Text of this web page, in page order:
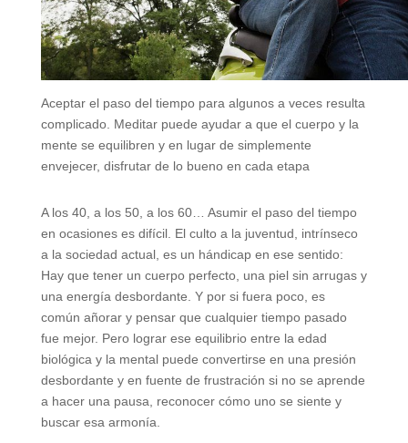
Aceptar el paso del tiempo para algunos a veces resulta
complicado. Meditar puede ayudar a que el cuerpo y la
mente se equilibren y en lugar de simplemente
envejecer, disfrutar de lo bueno en cada etapa
A los 40, a los 50, a los 60… Asumir el paso del tiempo
en ocasiones es difícil. El culto a la juventud, intrínseco
a la sociedad actual, es un hándicap en ese sentido:
Hay que tener un cuerpo perfecto, una piel sin arrugas y
una energía desbordante. Y por si fuera poco, es
común añorar y pensar que cualquier tiempo pasado
fue mejor. Pero lograr ese equilibrio entre la edad
biológica y la mental puede convertirse en una presión
desbordante y en fuente de frustración si no se aprende
a hacer una pausa, reconocer cómo uno se siente y
buscar esa armonía.